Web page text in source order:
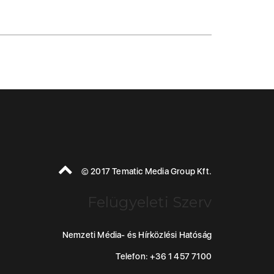
© 2017 Tematic Media Group Kft.
Felügyeleti Szerv
Nemzeti Média- és Hírközlési Hatóság
Telefon: +36 1 457 7100